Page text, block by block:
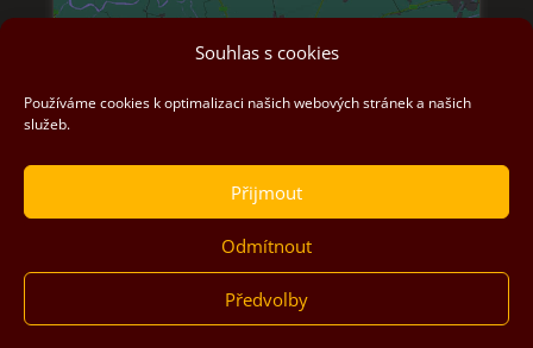
Souhlas s cookies
Používáme cookies k optimalizaci našich webových stránek a našich
služeb.
Přijmout
Odmítnout
Předvolby
Klepnutím přijměte marketingové
© GARRY 2020